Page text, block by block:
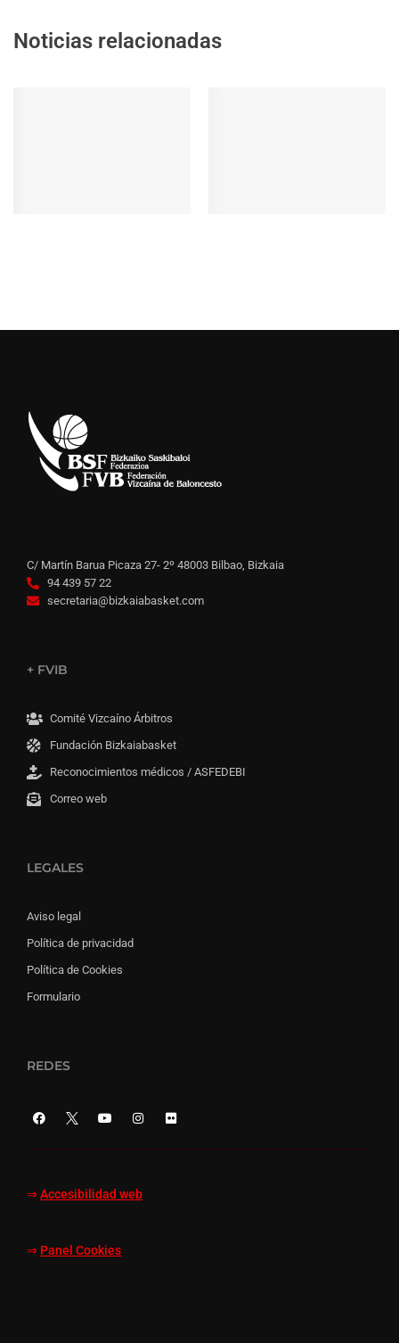
Noticias relacionadas
C/ Martín Barua Picaza 27- 2º 48003 Bilbao, Bizkaia
94 439 57 22
secretaria@bizkaiabasket.com
+ FVIB
Comité Vizcaíno Árbitros
Fundación Bizkaiabasket
Reconocimientos médicos / ASFEDEBI
Correo web
LEGALES
Aviso legal
Política de privacidad
Política de Cookies
Formulario
REDES
⇒ Accesibilidad web
⇒ Panel Cookies